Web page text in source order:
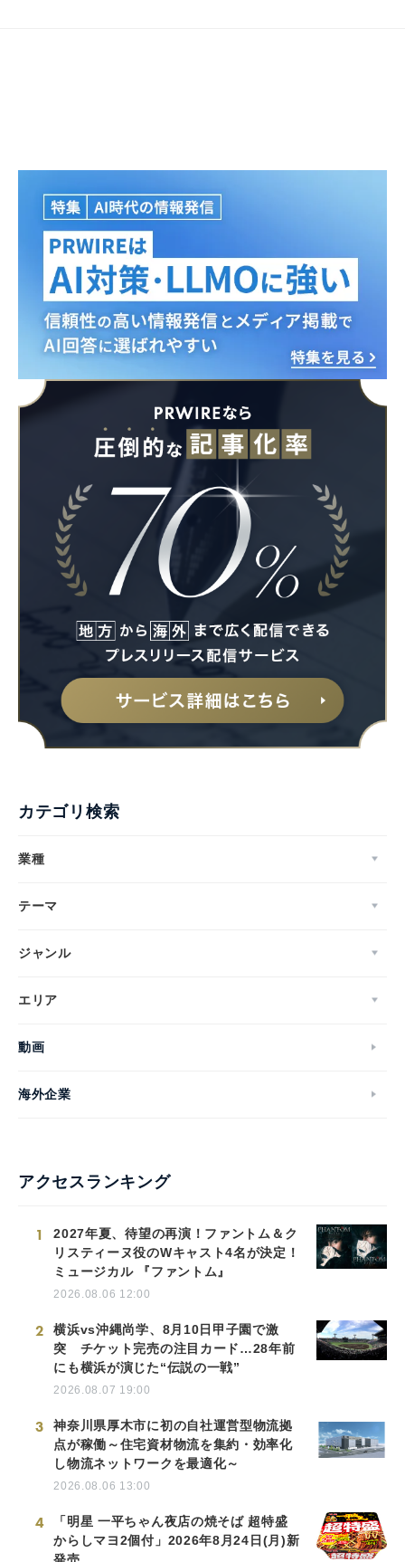
カテゴリ検索
業種
テーマ
ジャンル
エリア
動画
海外企業
アクセスランキング
1
2027年夏、待望の再演！ファントム＆ク
リスティーヌ役のWキャスト4名が決定！
ミュージカル 『ファントム』
2026.08.06 12:00
2
横浜vs沖縄尚学、8月10日甲子園で激
突 チケット完売の注目カード…28年前
にも横浜が演じた“伝説の一戦”
2026.08.07 19:00
3
神奈川県厚木市に初の自社運営型物流拠
点が稼働～住宅資材物流を集約・効率化
し物流ネットワークを最適化～
2026.08.06 13:00
4
「明星 一平ちゃん夜店の焼そば 超特盛
からしマヨ2個付」2026年8月24日(月)新
Japanese
English